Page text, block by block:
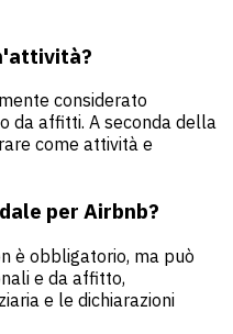
considerato
da affitti. A seconda della
come attività e
per Airbnb?
è obbligatorio, ma può
e da affitto,
e le dichiarazioni